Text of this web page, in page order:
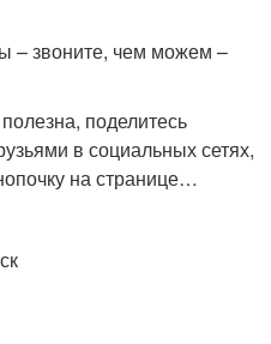
– звоните, чем можем –
поделитесь
в социальных сетях,
на странице…